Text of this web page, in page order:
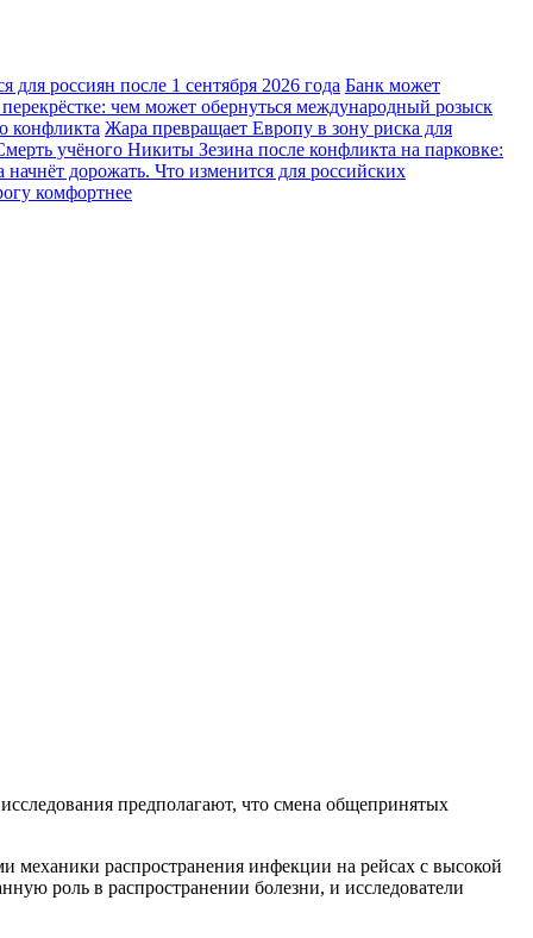
россиян после 1 сентября 2026 года Банк может
чем может обернуться международный розыск
конфликта Жара превращает Европу в зону риска для
учёного Никиты Зезина после конфликта на парковке:
дорожать. Что изменится для российских
комфортнее
предполагают, что смена общепринятых
механики распространения инфекции на рейсах с высокой
роль в распространении болезни, и исследователи